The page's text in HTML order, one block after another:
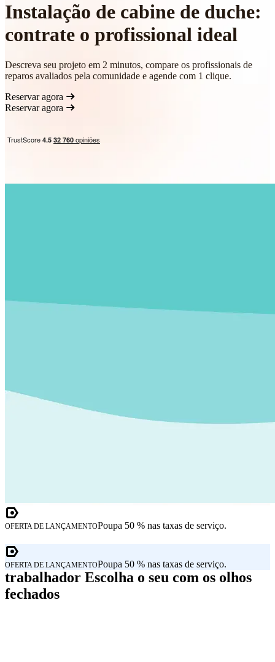
Instalação de cabine de duche:
contrate o profissional ideal
Descreva seu projeto em 2 minutos, compare os profissionais de
reparos avaliados pela comunidade e agende com 1 clique.
Reservar agora
Reservar agora
OFERTA DE LANÇAMENTOPoupa 50 % nas taxas de serviço.
OFERTA DE LANÇAMENTOPoupa 50 % nas taxas de serviço.
trabalhador Escolha o seu com os olhos
fechados